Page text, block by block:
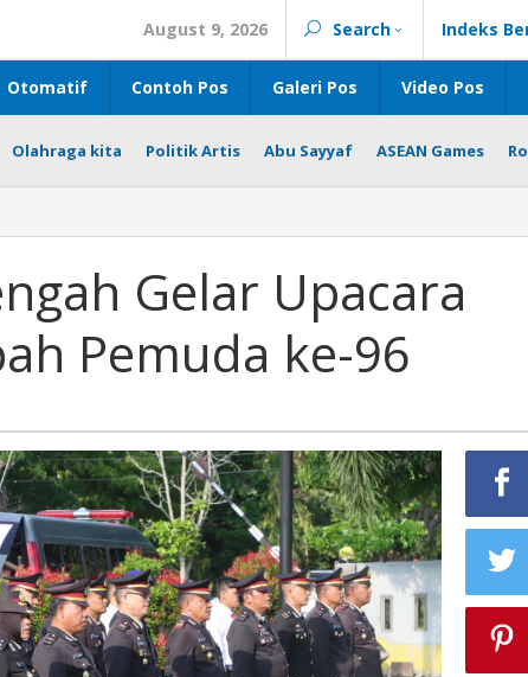
August 9, 2026 Search Indeks
Otomatif Contoh Pos Galeri Pos Video Pos
Olahraga kita Politik Artis Abu Sayyaf ASEAN Games
Gelar Upacara
Pemuda ke-96